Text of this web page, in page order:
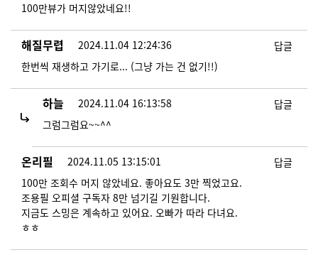
100만뷰가 머지않았네요!!
해질무렵 2024.11.04 12:24:36
답글
한번씩 재생하고 가기로... (그냥 가는 건 없기!!)
하늘 2024.11.04 16:13:58
답글
그럼그럼요~~^^
온리필 2024.11.05 13:15:01
답글
100만 조회수 머지 않았네요. 좋아요도 3만 찍었고요.
조용필 오피셜 구독자 8만 넘기길 기원합니다.
지금도 스밍은 계속하고 있어요. 오빠가 따라 다녀요.
ㅎㅎ